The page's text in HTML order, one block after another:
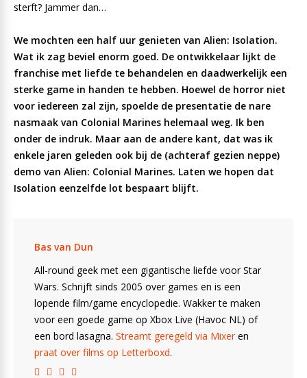
sterft? Jammer dan…
We mochten een half uur genieten van Alien: Isolation.
Wat ik zag beviel enorm goed. De ontwikkelaar lijkt de
franchise met liefde te behandelen en daadwerkelijk een
sterke game in handen te hebben. Hoewel de horror niet
voor iedereen zal zijn, spoelde de presentatie de nare
nasmaak van Colonial Marines helemaal weg. Ik ben
onder de indruk. Maar aan de andere kant, dat was ik
enkele jaren geleden ook bij de (achteraf gezien neppe)
demo van Alien: Colonial Marines. Laten we hopen dat
Isolation eenzelfde lot bespaart blijft.
Bas van Dun
All-round geek met een gigantische liefde voor Star
Wars. Schrijft sinds 2005 over games en is een
lopende film/game encyclopedie. Wakker te maken
voor een goede game op Xbox Live (Havoc NL) of
een bord lasagna. Streamt geregeld via Mixeren
praat over films op Letterboxd.